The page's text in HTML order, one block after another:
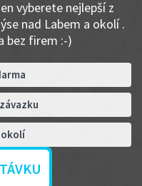
vyberete nejlepší z
nad Labem a okolí .
bez firem :-)
okolí